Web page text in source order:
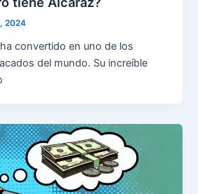
2024
convertido en uno de los
del mundo. Su increíble